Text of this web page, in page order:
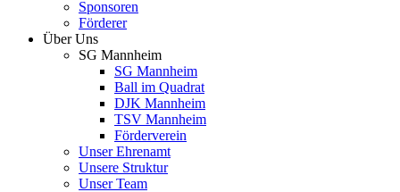
Sponsoren
Förderer
Über Uns
SG Mannheim
SG Mannheim
Ball im Quadrat
DJK Mannheim
TSV Mannheim
Förderverein
Unser Ehrenamt
Unsere Struktur
Unser Team